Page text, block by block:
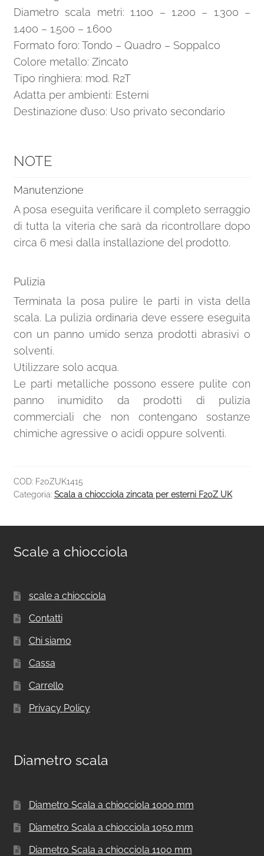
Diametro scala metri: 1.100 – 1.200 – 1.300 –
1.400 – 1.500 – 1.600
Formato foro: Tondo – Quadro – Soppalco
Colore metallo: Zincato
Tipo ringhiera: mod. R2T
Adatta per ambienti: Esterni
Destinazione d’uso: Uso privato secondario
NOTE
Manutenzione
A posa eseguita verificare il completo serraggio
di tutta la viteria che sarà da ricontrollare dopo
circa 6 mesi dalla installazione del prodotto.
Pulizia
Terminata la posa pulire le parti in vista della
scala. La pulizia ordinaria deve essere eseguita
con un panno umido senza prodotti abrasivi o
solventi.
Utilizzare solo acqua.
Le parti metalliche possono essere pulite con
panno inumidito da prodotti di pulizia
commerciali che non contengano sostanze
chimiche agressive o acidi oppure solventi.
COD: F20ZUK1415
Categoria: Scala a chiocciola zincata per esterni F20Z UK
Scale a chiocciola
scale a chiocciola
Contatti
Chi siamo
Cassa
Carrello
Privacy Policy
Diametro scala
Diametro Scala a chiocciola 1000 mm
Diametro Scala a chiocciola 1050 mm
Diametro Scala a chiocciola 1100 mm